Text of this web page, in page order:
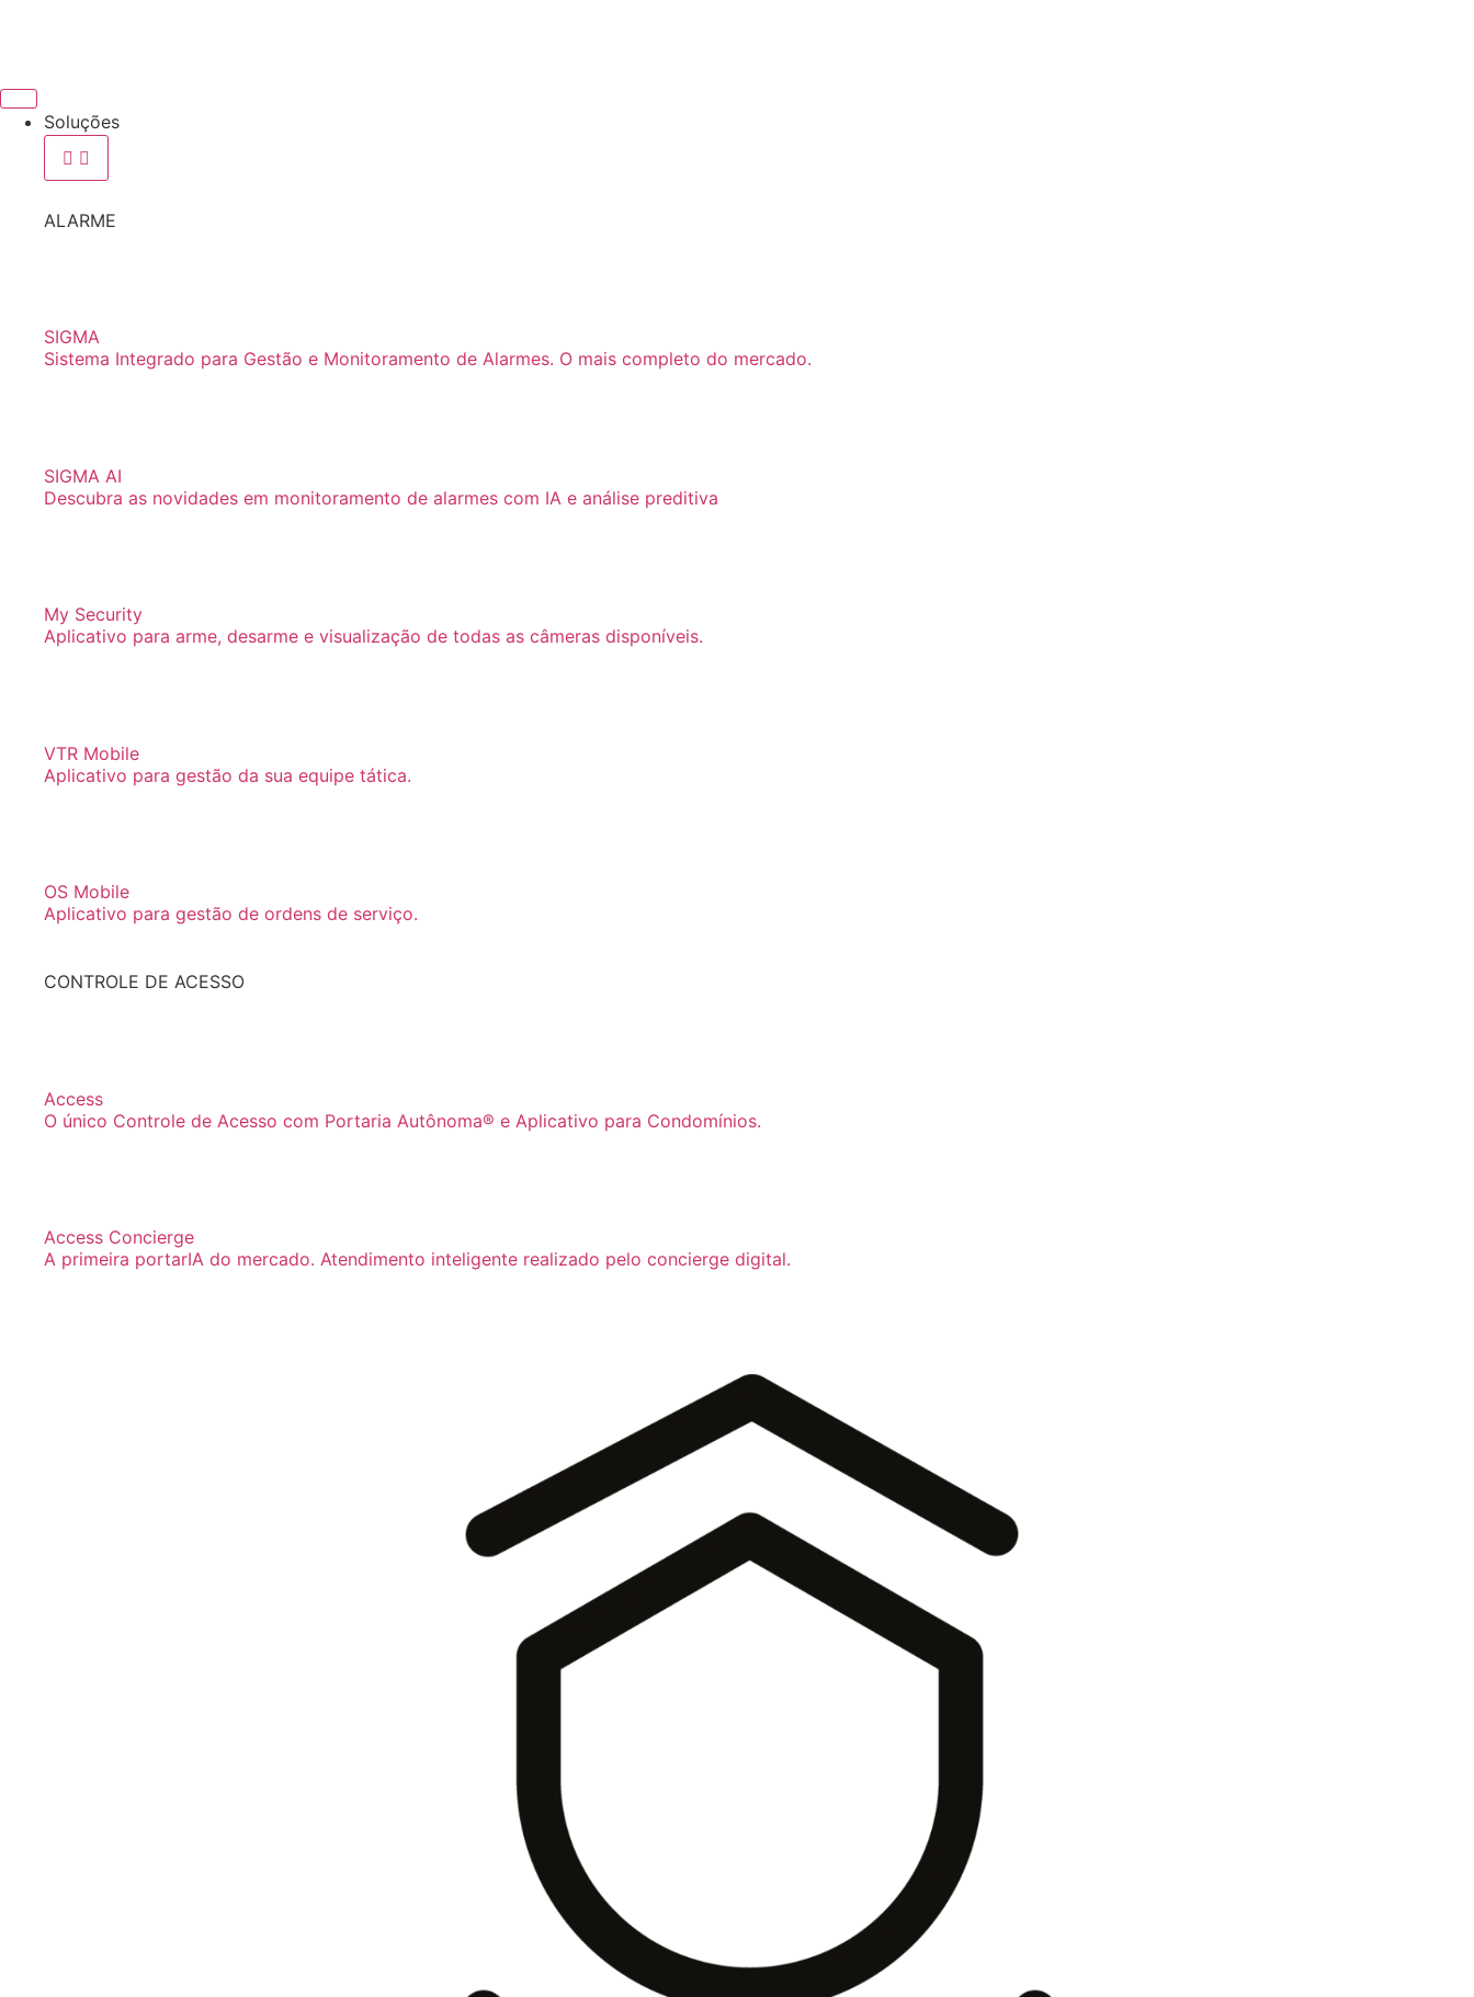
Soluções
ALARME
SIGMA
Sistema Integrado para Gestão e Monitoramento de Alarmes. O mais completo do mercado.
SIGMA AI
Descubra as novidades em monitoramento de alarmes com IA e análise preditiva
My Security
Aplicativo para arme, desarme e visualização de todas as câmeras disponíveis.
VTR Mobile
Aplicativo para gestão da sua equipe tática.
OS Mobile
Aplicativo para gestão de ordens de serviço.
CONTROLE DE ACESSO
Access
O único Controle de Acesso com Portaria Autônoma® e Aplicativo para Condomínios.
Access Concierge
A primeira portarIA do mercado. Atendimento inteligente realizado pelo concierge digital.